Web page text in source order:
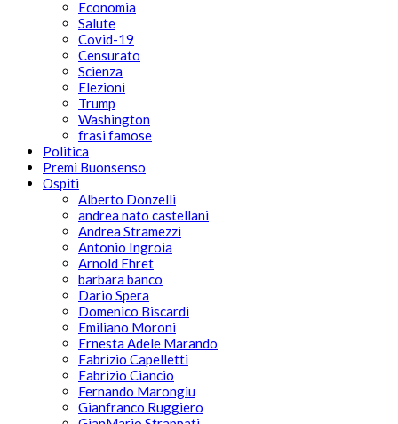
Economia
Salute
Covid-19
Censurato
Scienza
Elezioni
Trump
Washington
frasi famose
Politica
Premi Buonsenso
Ospiti
Alberto Donzelli
andrea nato castellani
Andrea Stramezzi
Antonio Ingroia
Arnold Ehret
barbara banco
Dario Spera
Domenico Biscardi
Emiliano Moroni
Ernesta Adele Marando
Fabrizio Capelletti
Fabrizio Ciancio
Fernando Marongiu
Gianfranco Ruggiero